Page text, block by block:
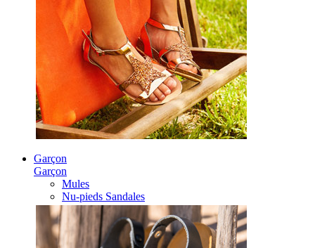
Garçon
Garçon
Mules
Nu-pieds Sandales